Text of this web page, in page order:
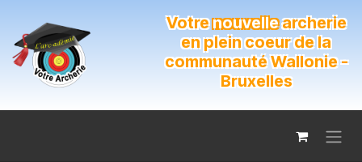
Votrenouvellearcherie
en plein coeur de la
communauté Wallonie -
Bruxelles